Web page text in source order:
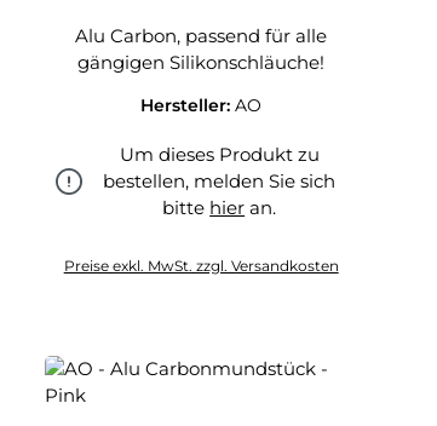
Alu Carbon, passend für alle
gängigen Silikonschläuche!
Hersteller:AO
Um dieses Produkt zu
bestellen, melden Sie sich
bitte hier an.
Preise exkl. MwSt. zzgl. Versandkosten